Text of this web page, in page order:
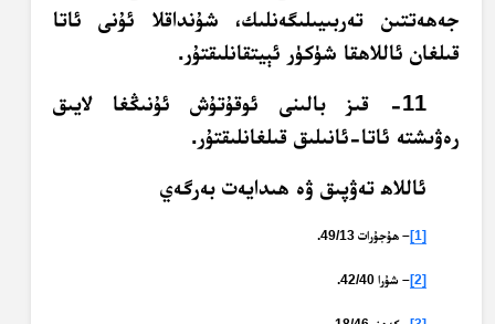
جەھەتتىن تەربىيىلىگەنلىك، شۇنداقلا ئۇنى ئاتا
قىلغان ئاللاھقا شۈكۈر ئېيتقانلىقتۇر.
11- قىز بالىنى ئوقۇتۇش ئۇنىڭغا لايىق
رەۋىشتە ئاتا-ئانىلىق قىلغانلىقتۇر.
ئاللاھ تەۋپىق ۋە ھىدايەت بەرگەي
[1] – ھۇجۇرات 49/13.
[2] – شۇرا 42/40.